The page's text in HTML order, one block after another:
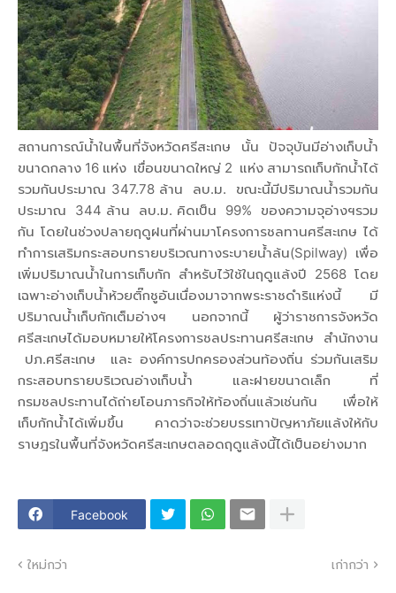
สถานการณ์น้ำในพื้นที่จังหวัดศรีสะเกษ นั้น ปัจจุบันมีอ่างเก็บน้ำ
ขนาดกลาง 16 แห่ง เขื่อนขนาดใหญ่ 2 แห่ง สามารถเก็บกักน้ำได้
รวมกันประมาณ 347.78 ล้าน ลบ.ม. ขณะนี้มีปริมาณน้ำรวมกัน
ประมาณ 344 ล้าน ลบ.ม. คิดเป็น 99% ของความจุอ่างฯรวม
กัน โดยในช่วงปลายฤดูฝนที่ผ่านมาโครงการชลทานศรีสะเกษ ได้
ทำการเสริมกระสอบทรายบริเวณทางระบายน้ำล้น(Spilway) เพื่อ
เพิ่มปริมาณน้ำในการเก็บกัก สำหรับไว้ใช้ในฤดูแล้งปี 2568 โดย
เฉพาะอ่างเก็บน้ำห้วยติ๊กชูอันเนื่องมาจากพระราชดำริแห่งนี้ มี
ปริมาณน้ำเก็บกักเต็มอ่างฯ นอกจากนี้ ผู้ว่าราชการจังหวัด
ศรีสะเกษได้มอบหมายให้โครงการชลประทานศรีสะเกษ สำนักงาน
ปภ.ศรีสะเกษ และ องค์การปกครองส่วนท้องถิ่น ร่วมกันเสริม
กระสอบทรายบริเวณอ่างเก็บน้ำ และฝายขนาดเล็ก ที่
กรมชลประทานได้ถ่ายโอนภารกิจให้ท้องถิ่นแล้วเช่นกัน เพื่อให้
เก็บกักน้ำได้เพิ่มขึ้น คาดว่าจะช่วยบรรเทาปัญหาภัยแล้งให้กับ
ราษฎรในพื้นที่จังหวัดศรีสะเกษตลอดฤดูแล้งนี้ได้เป็นอย่างมาก
Facebook
ใหม่กว่า เก่ากว่า